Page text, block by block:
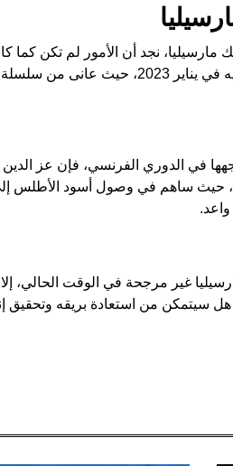
مارسيليا، نجد أن الأمور لم تكن
الأداء المتوقع منذ انتقاله من آنجيه
في الدوري الفرنسي، فإن عز
المغرب خلال كأس العالم 2022، حيث ساهم في وصول
واعد.
غير مرجحة في الوقت الحالي،
سيتمكن من استعادة بريقه وتحقيق